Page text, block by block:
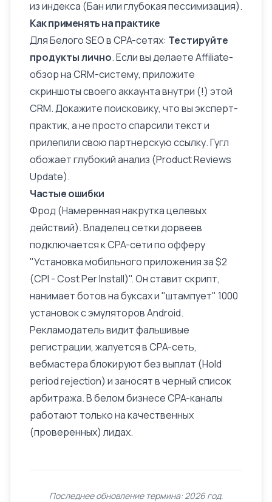
из индекса (Бан или глубокаяпессимизация).
Как применять на практике
Для Белого SEO в CPA-сетях: Тестируйте
продукты лично. Если вы делаете Affiliate-
обзор на CRM-систему, приложите
скриншоты своего аккаунта внутри (!) этой
CRM. Докажите поисковику, что вы эксперт-
практик, а не просто спарсили текст и
прилепили свою партнерскую ссылку. Гугл
обожает глубокий анализ (Product Reviews
Update).
Частые ошибки
Фрод (Намеренная накрутка целевых
действий). Владелец сеткидорвеев
подключается кCPA-сетипо офферу
"Установка мобильного приложения за $2
(CPI - Cost Per Install)". Он ставит скрипт,
нанимает ботов на буксах и "штампует" 1000
установок с эмуляторов Android.
Рекламодатель видит фальшивые
регистрации, жалуется в CPA-сеть,
вебмастера блокируют без выплат (Hold
period rejection) и заносят в черный список
арбитража. В белом бизнесе CPA-каналы
работают только на качественных
(проверенных) лидах.
Последнее обновление термина: 2026 год.